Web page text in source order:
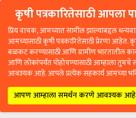
कृषी पत्रकारितेसाठी आपला
प्रिय वाचक, आमच्यात सामील झाल्याबद्दल
आमच्यासाठी कृषी पत्रकारितेसाठी प्रेरणा आहेत.
बळकट करण्यासाठी आणि ग्रामीण भारतातील
आणि लोकांपर्यंत पोहोचण्यासाठी आम्हाला तुमचे
आवश्यक आहे. आपले प्रत्येक सहकार्य आमच्या
आपण आम्हाला समर्थन करणे आवश्यक